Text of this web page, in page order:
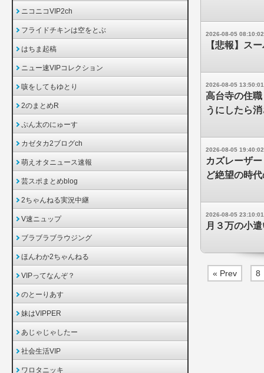
2026-08-05 08:10:02
【悲報】ス
2026-08-05 13:50:01
高台寺の住
うにしたら
2026-08-05 19:40:02
カズレーザ
ど絶望の時
2026-08-05 23:10:01
月３万の小
« Prev 8
ニコニコVIP2ch
フライドチキンは空をとぶ
はちま起稿
ニュー速VIPコレクション
咳をしてもゆとり
2のまとめR
ぷん太のにゅーす
カゼタカ2ブログch
萌えオタニュース速報
芸スポまとめblog
2ちゃんねる実況中継
V速ニュップ
ブラブラブラウジング
ほんわか2ちゃんねる
VIPってなんぞ？
のとーりあす
妹はVIPPER
あじゃじゃしたー
社会生活VIP
ワロタニッキ